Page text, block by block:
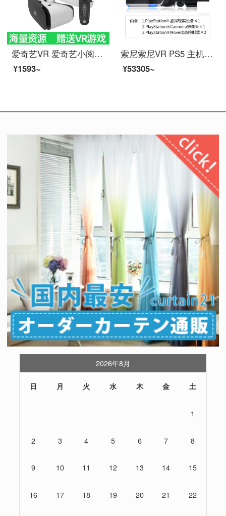
爱奇艺VR 爱奇艺小阅悦pro VR眼镜手机专用3d眼镜虚拟现实头戴游戏电影设备 小阅悦pro+遥控器
¥1593~
索尼索尼VR PS5 主机 PS4 PSVR 虚拟现实 psvr头盔 3D游戏眼镜 PS4VR1 VR二代精品套装
¥53305~
2026年8月
日 月 火 水 木 金 土
1
2 3 4 5 6 7 8
9 10 11 12 13 14 15
16 17 18 19 20 21 22